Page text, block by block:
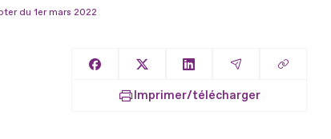
du 1er mars 2022
Partager sur Facebook
Partager sur XPartager sur LinkedIn
Partager par
Copier
Imprimer/télécharger